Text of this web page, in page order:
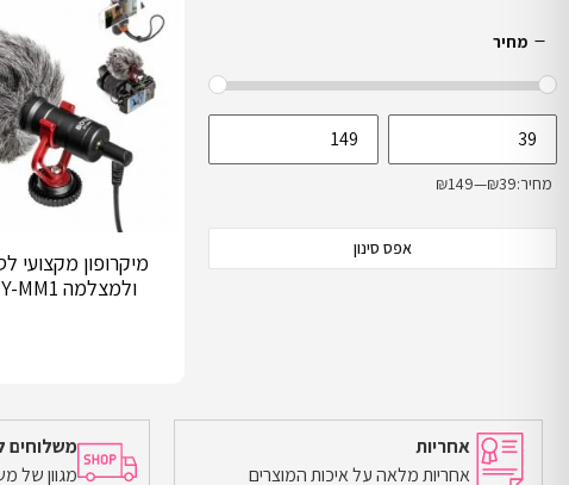
מחיר
מחיר:₪39
—
₪149
אפס סינון
מיקרופון מקצועי
ולמצלמה Boya BY-MM1
אחריות
אחריות מלאה על איכות המוצרים
משלוחים
מגוון של